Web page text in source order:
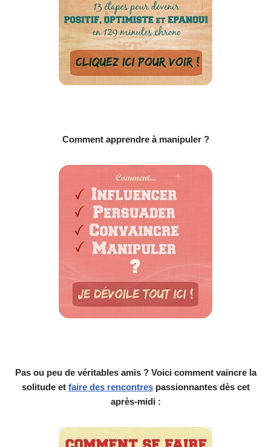
Comment apprendre à manipuler ?
Pas ou peu de véritables amis ? Voici comment vaincre la
solitude et faire des rencontrespassionnantes dès cet
après-midi :